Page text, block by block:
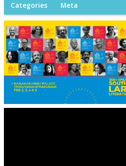
Categories Meta